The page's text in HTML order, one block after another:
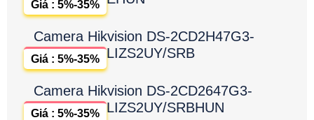
Giá : 5%-35%
Camera Hikvision DS-2CD2H47G3-
LIZS2UY/SRB
Giá : 5%-35%
Camera Hikvision DS-2CD2647G3-
LIZS2UY/SRBHUN
Giá : 5%-35%